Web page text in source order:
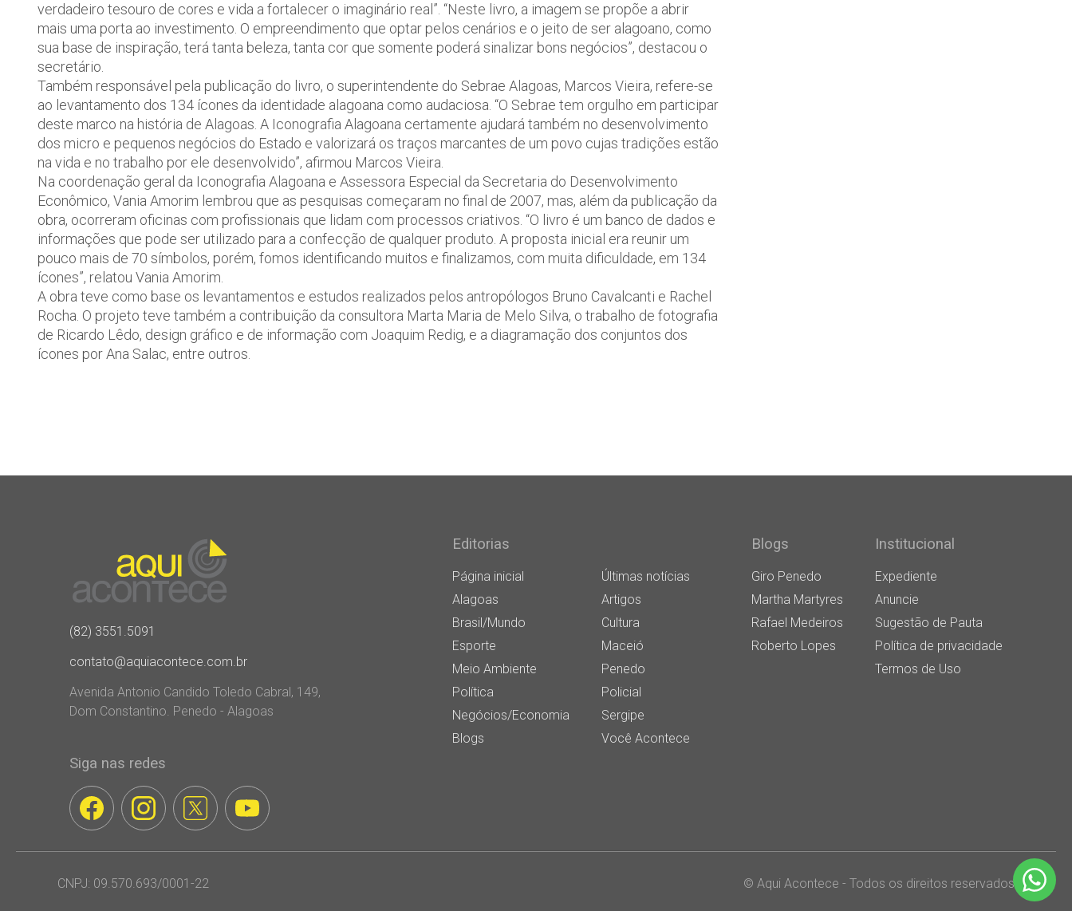
verdadeiro tesouro de cores e vida a fortalecer o imaginário real”. “Neste livro, a imagem se propõe a abrir
mais uma porta ao investimento. O empreendimento que optar pelos cenários e o jeito de ser alagoano, como
sua base de inspiração, terá tanta beleza, tanta cor que somente poderá sinalizar bons negócios”, destacou o
secretário.
Também responsável pela publicação do livro, o superintendente do Sebrae Alagoas, Marcos Vieira, refere-se
ao levantamento dos 134 ícones da identidade alagoana como audaciosa. “O Sebrae tem orgulho em participar
deste marco na história de Alagoas. A Iconografia Alagoana certamente ajudará também no desenvolvimento
dos micro e pequenos negócios do Estado e valorizará os traços marcantes de um povo cujas tradições estão
na vida e no trabalho por ele desenvolvido”, afirmou Marcos Vieira.
Na coordenação geral da Iconografia Alagoana e Assessora Especial da Secretaria do Desenvolvimento
Econômico, Vania Amorim lembrou que as pesquisas começaram no final de 2007, mas, além da publicação da
obra, ocorreram oficinas com profissionais que lidam com processos criativos. “O livro é um banco de dados e
informações que pode ser utilizado para a confecção de qualquer produto. A proposta inicial era reunir um
pouco mais de 70 símbolos, porém, fomos identificando muitos e finalizamos, com muita dificuldade, em 134
ícones”, relatou Vania Amorim.
A obra teve como base os levantamentos e estudos realizados pelos antropólogos Bruno Cavalcanti e Rachel
Rocha. O projeto teve também a contribuição da consultora Marta Maria de Melo Silva, o trabalho de fotografia
de Ricardo Lêdo, design gráfico e de informação com Joaquim Redig, e a diagramação dos conjuntos dos
ícones por Ana Salac, entre outros.
(82) 3551.5091
contato@aquiacontece.com.br
Avenida Antonio Candido Toledo Cabral, 149,
Dom Constantino. Penedo - Alagoas
Siga nas redes
Editorias
Página inicial
Últimas notícias
Alagoas
Artigos
Brasil/Mundo
Cultura
Esporte
Maceió
Meio Ambiente
Penedo
Política
Policial
Negócios/Economia
Sergipe
Blogs
Você Acontece
Blogs
Giro Penedo
Martha Martyres
Rafael Medeiros
Roberto Lopes
Institucional
Expediente
Anuncie
Sugestão de Pauta
Política de privacidade
Termos de Uso
CNPJ: 09.570.693/0001-22 © Aqui Acontece - Todos os direitos reservados